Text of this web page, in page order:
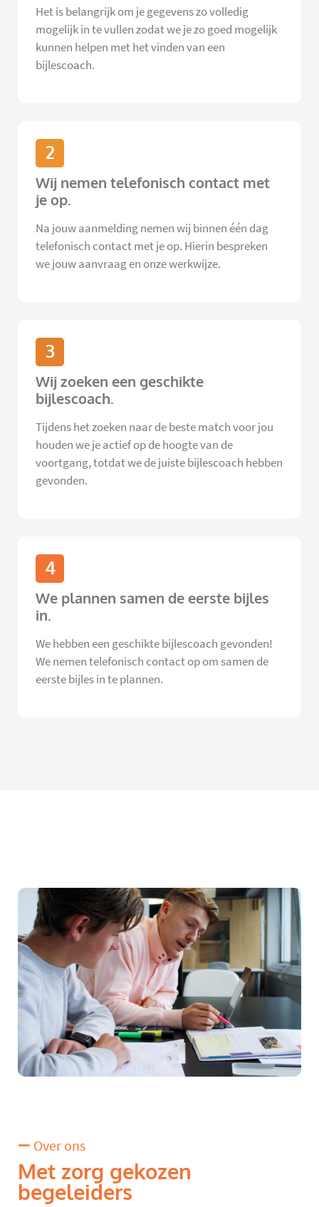
Het is belangrijk om je gegevens zo volledig
mogelijk in te vullen zodat we je zo goed mogelijk
kunnen helpen met het vinden van een
bijlescoach.
2
Wij nemen telefonisch contact met
je op.
Na jouw aanmelding nemen wij binnen één dag
telefonisch contact met je op. Hierin bespreken
we jouw aanvraag en onze werkwijze.
3
Wij zoeken een geschikte
bijlescoach.
Tijdens het zoeken naar de beste match voor jou
houden we je actief op de hoogte van de
voortgang, totdat we de juiste bijlescoach hebben
gevonden.
4
We plannen samen de eerste bijles
in.
We hebben een geschikte bijlescoach gevonden!
We nemen telefonisch contact op om samen de
eerste bijles in te plannen.
Over ons
Met zorg gekozen
begeleiders